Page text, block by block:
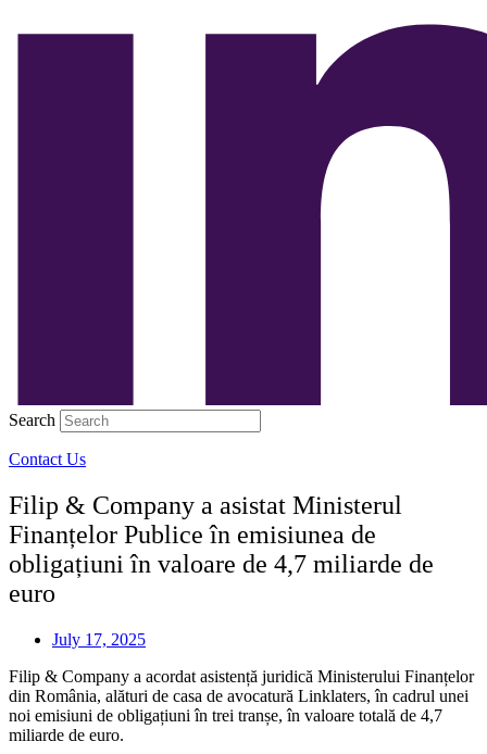
Search
Contact Us
Filip & Company a asistat Ministerul
Finanțelor Publice în emisiunea de
obligațiuni în valoare de 4,7 miliarde de
euro
July 17, 2025
Filip & Company a acordat asistență juridică Ministerului Finanțelor
din România, alături de casa de avocatură Linklaters, în cadrul unei
noi emisiuni de obligațiuni în trei tranșe, în valoare totală de 4,7
miliarde de euro.